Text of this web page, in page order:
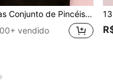
Pincel de Sombra, Pincel de Pó, Pincel de Sobrancelha, Cerdas de Náilon, Cabos de ABS, Ideal para Iniciantes e Entusiastas de Maquiagem, Especialmente Adequado para Viagens, Ótimo Presente para o Natal ou Dia dos Namorados, Brindes, Pincéis de Maquiagem Profissionais, Conjunto de Maquiagem Completo
vendido